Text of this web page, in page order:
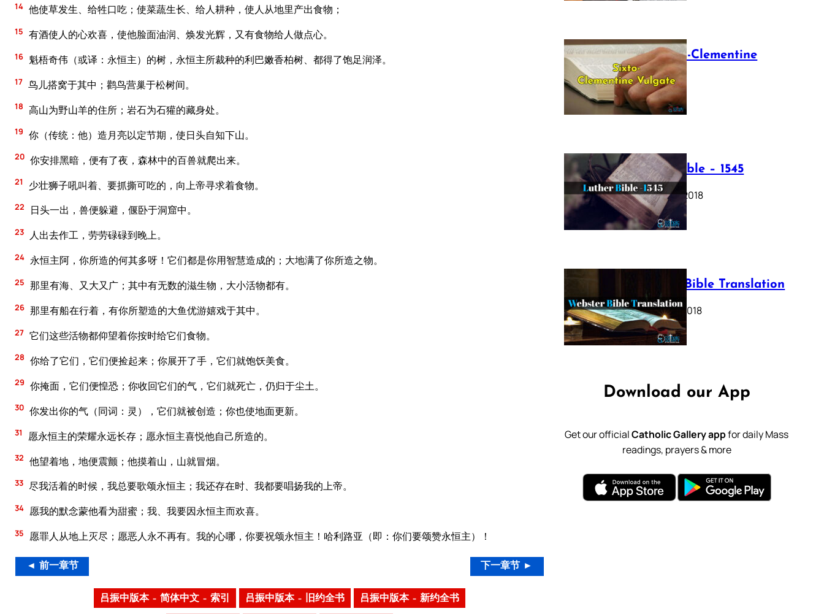
14 他使草发生、给牲口吃；使菜蔬生长、给人耕种，使人从地里产出食物；
15 有酒使人的心欢喜，使他脸面油润、焕发光辉，又有食物给人做点心。
16 魁梧奇伟（或译：永恒主）的树，永恒主所裁种的利巴嫩香柏树、都得了饱足润泽。
17 鸟儿搭窝于其中；鹳鸟营巢于松树间。
18 高山为野山羊的住所；岩石为石獾的藏身处。
19 你（传统：他）造月亮以定节期，使日头自知下山。
20 你安排黑暗，便有了夜，森林中的百兽就爬出来。
21 少壮狮子吼叫着、要抓撕可吃的，向上帝寻求着食物。
22 日头一出，兽便躲避，偃卧于洞窟中。
23 人出去作工，劳劳碌碌到晚上。
24 永恒主阿，你所造的何其多呀！它们都是你用智慧造成的；大地满了你所造之物。
25 那里有海、又大又广；其中有无数的滋生物，大小活物都有。
26 那里有船在行着，有你所塑造的大鱼优游嬉戏于其中。
27 它们这些活物都仰望着你按时给它们食物。
28 你给了它们，它们便捡起来；你展开了手，它们就饱饫美食。
29 你掩面，它们便惶恐；你收回它们的气，它们就死亡，仍归于尘土。
30 你发出你的气（同词：灵），它们就被创造；你也使地面更新。
31 愿永恒主的荣耀永远长存；愿永恒主喜悦他自己所造的。
32 他望着地，地便震颤；他摸着山，山就冒烟。
33 尽我活着的时候，我总要歌颂永恒主；我还存在时、我都要唱扬我的上帝。
34 愿我的默念蒙他看为甜蜜；我、我要因永恒主而欢喜。
35 愿罪人从地上灭尽；愿恶人永不再有。我的心哪，你要祝颂永恒主！哈利路亚（即：你们要颂赞永恒主）！
◄ 前一章节 下一章节 ►
吕振中版本 – 简体中文 – 索引 吕振中版本 – 旧约全书 吕振中版本 – 新约全书
The Sixto-Clementine
Vulgate
July 12, 2025
Luther Bible – 1545
October 17, 2018
Webster Bible Translation
October 11, 2018
Download our App
Get our officialCatholic Gallery appfor daily Mass
readings, prayers & more